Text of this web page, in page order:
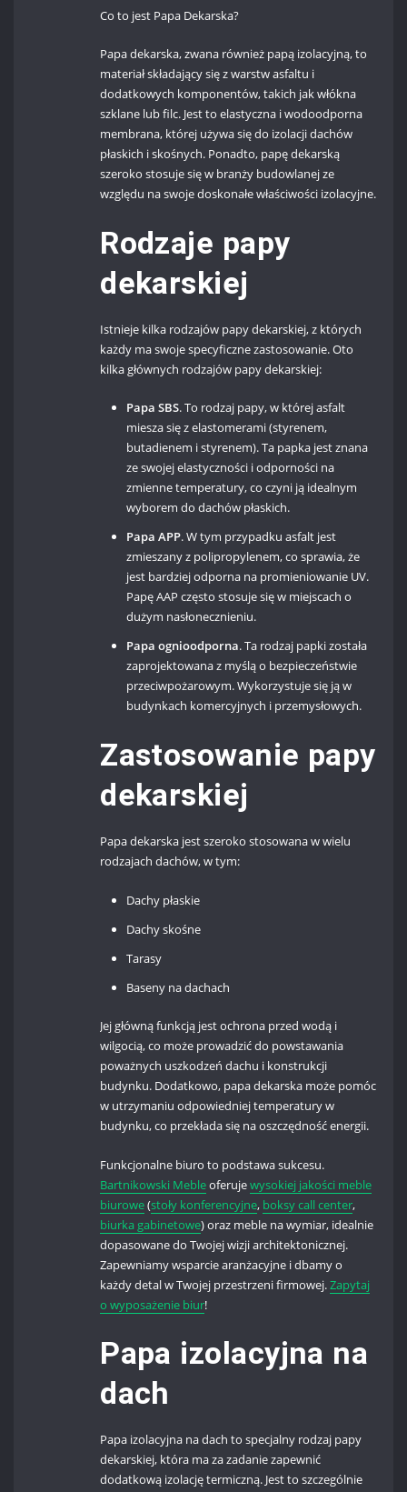
Co to jest Papa Dekarska?
Papa dekarska, zwana również papą izolacyjną, to
materiał składający się z warstw asfaltu i
dodatkowych komponentów, takich jak włókna
szklane lub filc. Jest to elastyczna i wodoodporna
membrana, której używa się do izolacji dachów
płaskich i skośnych. Ponadto, papę dekarską
szeroko stosuje się w branży budowlanej ze
względu na swoje doskonałe właściwości izolacyjne.
Rodzaje papy
dekarskiej
Istnieje kilka rodzajów papy dekarskiej, z których
każdy ma swoje specyficzne zastosowanie. Oto
kilka głównych rodzajów papy dekarskiej:
Papa SBS.To rodzaj papy, w której asfalt
miesza się z elastomerami (styrenem,
butadienem i styrenem). Ta papka jest znana
ze swojej elastyczności i odporności na
zmienne temperatury, co czyni ją idealnym
wyborem do dachów płaskich.
Papa APP.W tym przypadku asfalt jest
zmieszany z polipropylenem, co sprawia, że ​​
jest bardziej odporna na promieniowanie UV.
Papę AAP często stosuje się w miejscach o
dużym nasłonecznieniu.
Papa ognioodporna.Ta rodzaj papki została
zaprojektowana z myślą o bezpieczeństwie
przeciwpożarowym. Wykorzystuje się ją w
budynkach komercyjnych i przemysłowych.
Zastosowanie papy
dekarskiej
Papa dekarska jest szeroko stosowana w wielu
rodzajach dachów, w tym:
Dachy płaskie
Dachy skośne
Tarasy
Baseny na dachach
Jej główną funkcją jest ochrona przed wodą i
wilgocią, co może prowadzić do powstawania
poważnych uszkodzeń dachu i konstrukcji
budynku. Dodatkowo, papa dekarska może pomóc
w utrzymaniu odpowiedniej temperatury w
budynku, co przekłada się na oszczędność energii.
Funkcjonalne biuro to podstawa sukcesu.
Bartnikowski Mebleoferujewysokiej jakości meble
biurowe(stoły konferencyjne, boksy call center,
biurka gabinetowe) oraz meble na wymiar, idealnie
dopasowane do Twojej wizji architektonicznej.
Zapewniamy wsparcie aranżacyjne i dbamy o
każdy detal w Twojej przestrzeni firmowej.Zapytaj
o wyposażenie biur!
Papa izolacyjna na
dach
Papa izolacyjna na dach to specjalny rodzaj papy
dekarskiej, która ma za zadanie zapewnić
dodatkową izolację termiczną. Jest to szczególnie